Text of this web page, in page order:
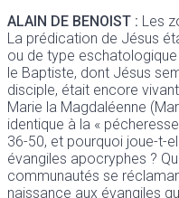
ALAIN DE BENOIST : Les
La prédication de Jésus
ou de type
le Baptiste, dont Jésus
disciple, était encore
Marie la Magdaléenne
identique à la «
36-50, et pourquoi joue-t-
évangiles apocryphes ?
communautés se
naissance aux évangiles